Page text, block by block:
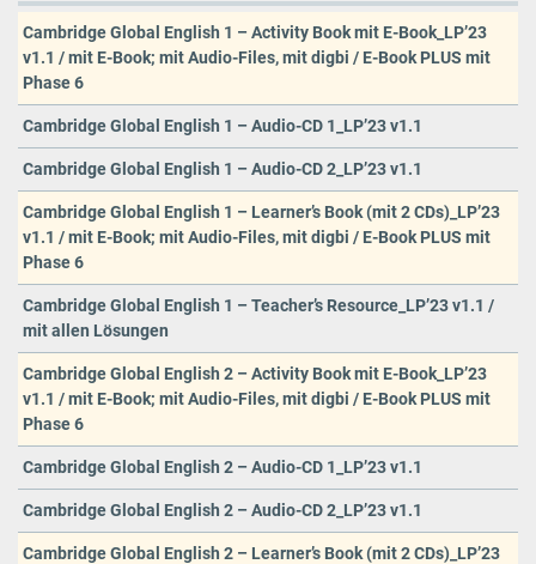
Cambridge Global English 1 – Activity Book mit E-Book_LP’23
v1.1 / mit E-Book; mit Audio-Files, mit digbi / E-Book PLUS mit
Phase 6
Cambridge Global English 1 – Audio-CD 1_LP’23 v1.1
Cambridge Global English 1 – Audio-CD 2_LP’23 v1.1
Cambridge Global English 1 – Learner’s Book (mit 2 CDs)_LP’23
v1.1 / mit E-Book; mit Audio-Files, mit digbi / E-Book PLUS mit
Phase 6
Cambridge Global English 1 – Teacher’s Resource_LP’23 v1.1 /
mit allen Lösungen
Cambridge Global English 2 – Activity Book mit E-Book_LP’23
v1.1 / mit E-Book; mit Audio-Files, mit digbi / E-Book PLUS mit
Phase 6
Cambridge Global English 2 – Audio-CD 1_LP’23 v1.1
Cambridge Global English 2 – Audio-CD 2_LP’23 v1.1
Cambridge Global English 2 – Learner’s Book (mit 2 CDs)_LP’23